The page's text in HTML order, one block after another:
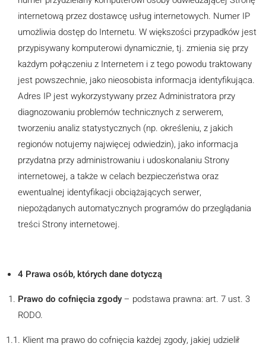
internetową przez dostawcę usług internetowych. Numer IP
umożliwia dostęp do Internetu. W większości przypadków jest
przypisywany komputerowi dynamicznie, tj. zmienia się przy
każdym połączeniu z Internetem i z tego powodu traktowany
jest powszechnie, jako nieosobista informacja identyfikująca.
Adres IP jest wykorzystywany przez Administratora przy
diagnozowaniu problemów technicznych z serwerem,
tworzeniu analiz statystycznych (np. określeniu, z jakich
regionów notujemy najwięcej odwiedzin), jako informacja
przydatna przy administrowaniu i udoskonalaniu Strony
internetowej, a także w celach bezpieczeństwa oraz
ewentualnej identyfikacji obciążających serwer,
niepożądanych automatycznych programów do przeglądania
treści Strony internetowej.
4 Prawa osób, których dane dotyczą
Prawo do cofnięcia zgody– podstawa prawna: art. 7 ust. 3
RODO.
1.1. Klient ma prawo do cofnięcia każdej zgody, jakiej udzielił